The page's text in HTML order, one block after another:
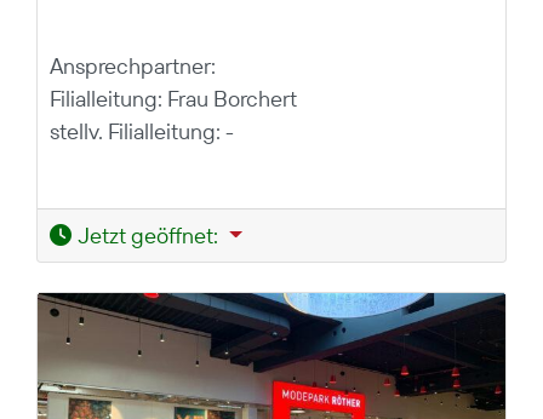
Ansprechpartner:
Filialleitung: Frau Borchert
stellv. Filialleitung: -
Jetzt geöffnet: